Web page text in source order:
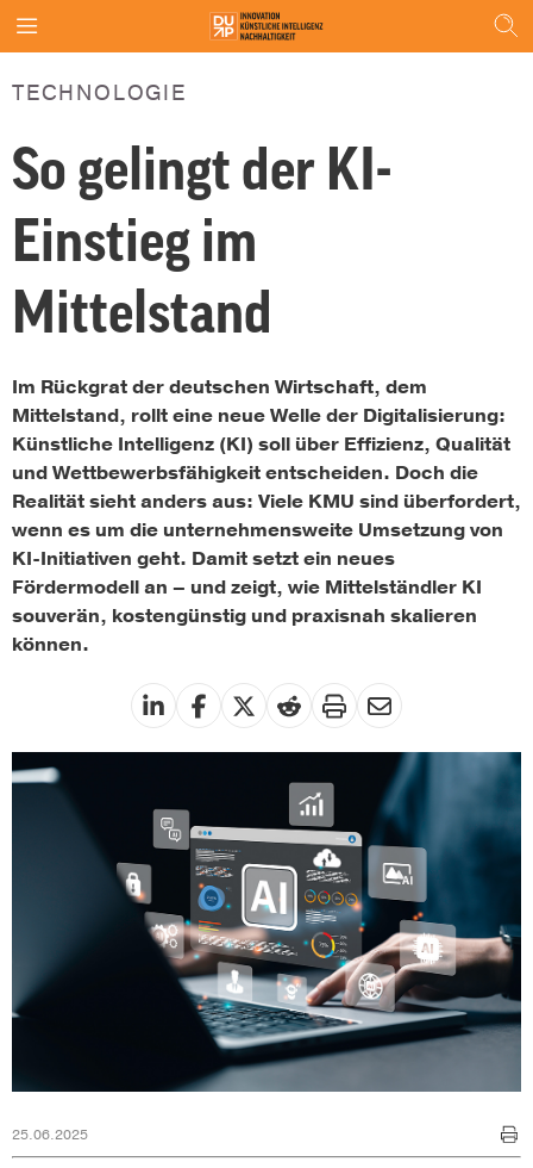
TECHNOLOGIE
So gelingt der KI-
Einstieg im
Mittelstand
Im Rückgrat der deutschen Wirtschaft, dem
Mittelstand, rollt eine neue Welle der Digitalisierung:
Künstliche Intelligenz (KI) soll über Effizienz, Qualität
und Wettbewerbsfähigkeit entscheiden. Doch die
Realität sieht anders aus: Viele KMU sind überfordert,
wenn es um die unternehmensweite Umsetzung von
KI-Initiativen geht. Damit setzt ein neues
Fördermodell an – und zeigt, wie Mittelständler KI
souverän, kostengünstig und praxisnah skalieren
können.
25.06.2025